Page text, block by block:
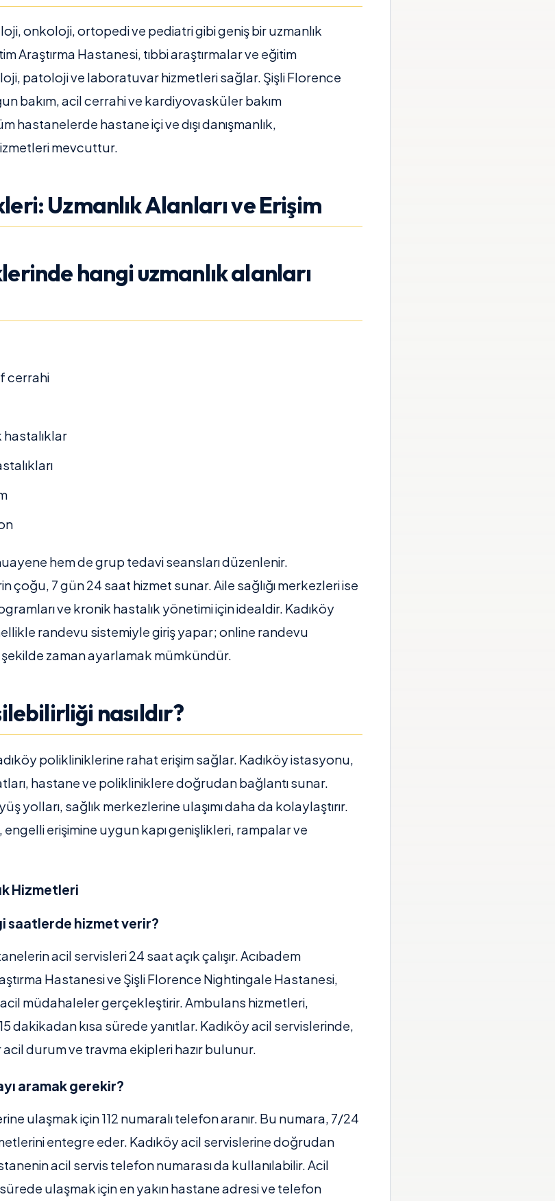
onkoloji, ortopedi ve pediatri gibi geniş bir uzmanlık
Araştırma Hastanesi, tıbbi araştırmalar ve eğitim
patoloji ve laboratuvar hizmetleri sağlar. Şişli Florence
bakım, acil cerrahi ve kardiyovasküler bakım
hastanelerde hastane içi ve dışı danışmanlık,
mevcuttur.
Uzmanlık Alanları ve Erişim
hangi uzmanlık alanları
cerrahi
hem de grup tedavi seansları düzenlenir.
çoğu, 7 gün 24 saat hizmet sunar. Aile sağlığı merkezleri ise
ve kronik hastalık yönetimi için idealdir. Kadıköy
randevu sistemiyle giriş yapar; online randevu
şekilde zaman ayarlamak mümkündür.
nasıldır?
polikliniklerine rahat erişim sağlar. Kadıköy istasyonu,
hastane ve polikliniklere doğrudan bağlantı sunar.
yolları, sağlık merkezlerine ulaşımı daha da kolaylaştırır.
erişimine uygun kapı genişlikleri, rampalar ve
Hizmetleri
saatlerde hizmet verir?
acil servisleri 24 saat açık çalışır. Acıbadem
Hastanesi ve Şişli Florence Nightingale Hastanesi,
müdahaleler gerçekleştirir. Ambulans hizmetleri,
dakikadan kısa sürede yanıtlar. Kadıköy acil servislerinde,
durum ve travma ekipleri hazır bulunur.
aramak gerekir?
ulaşmak için 112 numaralı telefon aranır. Bu numara, 7/24
entegre eder. Kadıköy acil servislerine doğrudan
acil servis telefon numarası da kullanılabilir. Acil
ulaşmak için en yakın hastane adresi ve telefon